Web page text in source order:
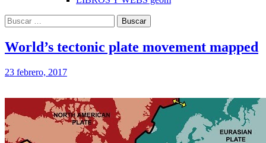
Buscar:
World’s tectonic plate movement mapped
23 febrero, 2017